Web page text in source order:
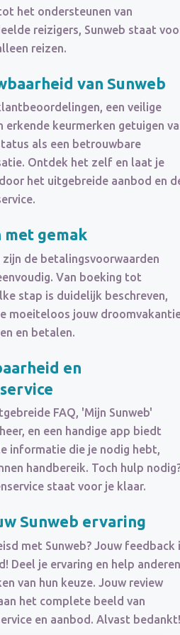
het ondersteunen van
reizigers, Sunweb staat
reizen.
van Sunweb
een veilige
erkende keurmerken getuigen
als een betrouwbare
Ontdek het zelf en laat je
het uitgebreide aanbod en
met gemak
zijn de betalingsvoorwaarden
Van boeking tot
stap is duidelijk beschreven,
moeiteloos jouw
en betalen.
en
FAQ, 'Mijn Sunweb'
en een handige app biedt
informatie die je nodig hebt,
handbereik. Toch hulp
staat voor je klaar.
Sunweb ervaring
met Sunweb? Jouw feedback
Deel je ervaring en help anderen
van hun keuze. Jouw review
het complete beeld van
en aanbod. Alvast bedankt!